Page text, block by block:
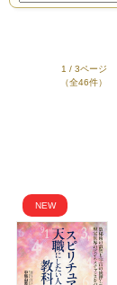
1 / 3ページ
（全46件）
NEW